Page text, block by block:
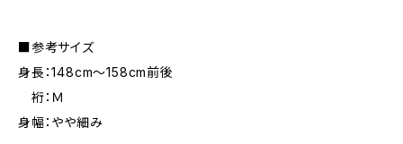
■参考サイズ
身長：148cm～158cm前後
裄：Ｍ
身幅：やや細み